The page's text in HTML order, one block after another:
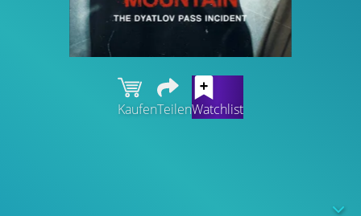
KaufenTeilenWatchlist
Wanderer an einem Pass im Ural hinzugezogen. Die